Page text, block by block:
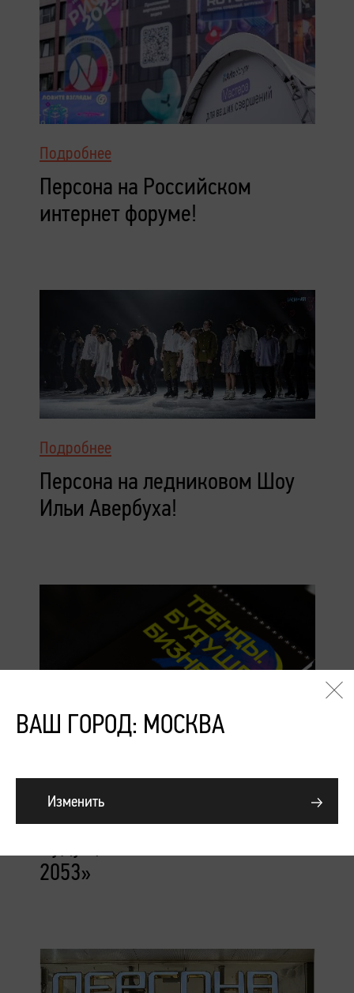
Подробнее
Персона на Российском
интернет форуме!
Подробнее
Персона на ледниковом Шоу
Ильи Авербуха!
Подробнее
Конференция «Тренды.
2053»
ВАШ ГОРОД: МОСКВА
Изменить